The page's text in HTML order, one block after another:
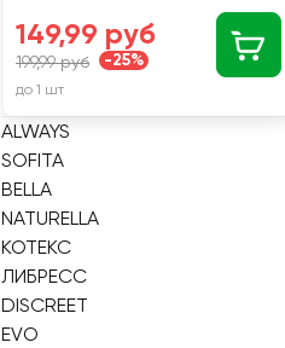
149,99 руб
199,99 руб -25%
до 1 шт
ALWAYS
SOFITA
BELLA
NATURELLA
КОТЕКС
ЛИБРЕСС
DISCREET
EVO